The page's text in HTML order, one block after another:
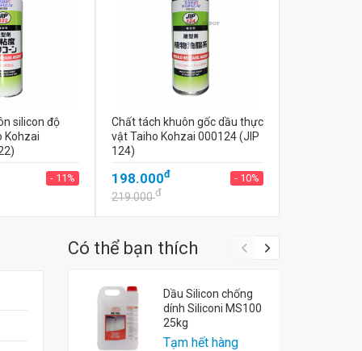
silicon độ
Kohzai
- 11%
Chất tách khuôn gốc dầu thực
vật Taiho Kohzai 000124 (JIP
124)
198.000đ - 10%
219.000đ
Có thể bạn thích
Dầu Silicon chống
dính Siliconi MS100
25kg
Tạm hết hàng